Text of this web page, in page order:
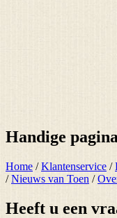
Handige
Home /Klantenservice /
/Nieuws van Toen /
Heeft u een